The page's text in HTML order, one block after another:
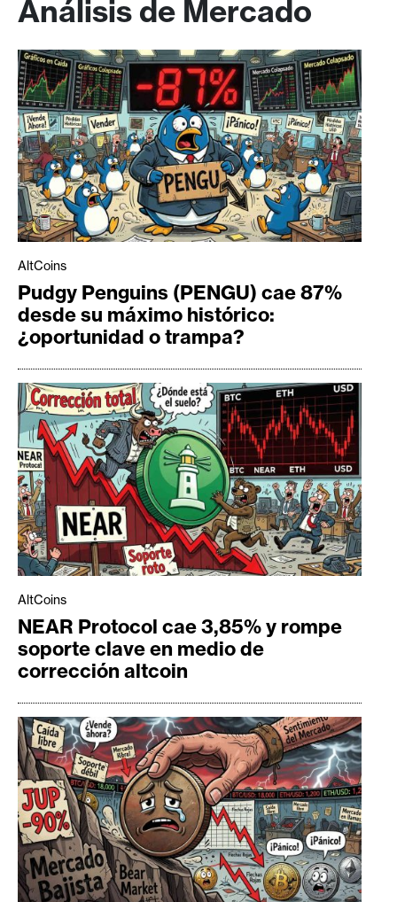
Análisis de Mercado
AltCoins
Pudgy Penguins (PENGU) cae 87%
desde su máximo histórico:
¿oportunidad o trampa?
AltCoins
NEAR Protocol cae 3,85% y rompe
soporte clave en medio de
corrección altcoin